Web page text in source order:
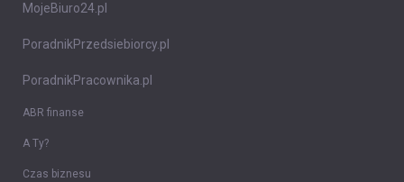
MojeBiuro24.pl
PoradnikPrzedsiebiorcy.pl
PoradnikPracownika.pl
ABR finanse
A Ty?
Czas biznesu